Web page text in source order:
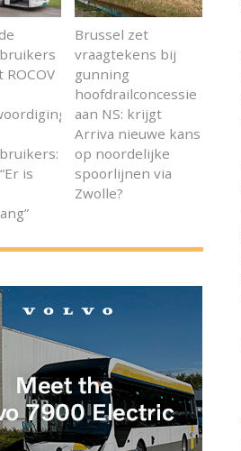
is
Brussel zet
vraagtekens bij
gunning
hoofdrailconcessie
aan NS: krijgt
Arriva nieuwe kans
op noordelijke
spoorlijnen via
Zwolle?